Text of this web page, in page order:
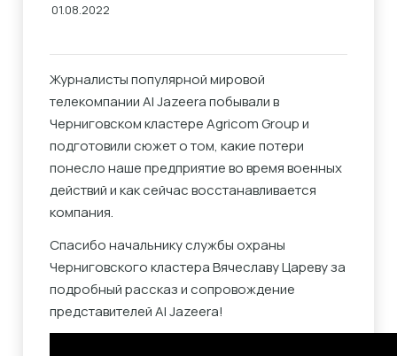
01.08.2022
Журналисты популярной мировой
телекомпании Al Jazeera побывали в
Черниговском кластере Agricom Group и
подготовили сюжет о том, какие потери
понесло наше предприятие во время военных
действий и как сейчас восстанавливается
компания.
Спасибо начальнику службы охраны
Черниговского кластера Вячеславу Цареву за
подробный рассказ и сопровождение
представителей Al Jazeera!